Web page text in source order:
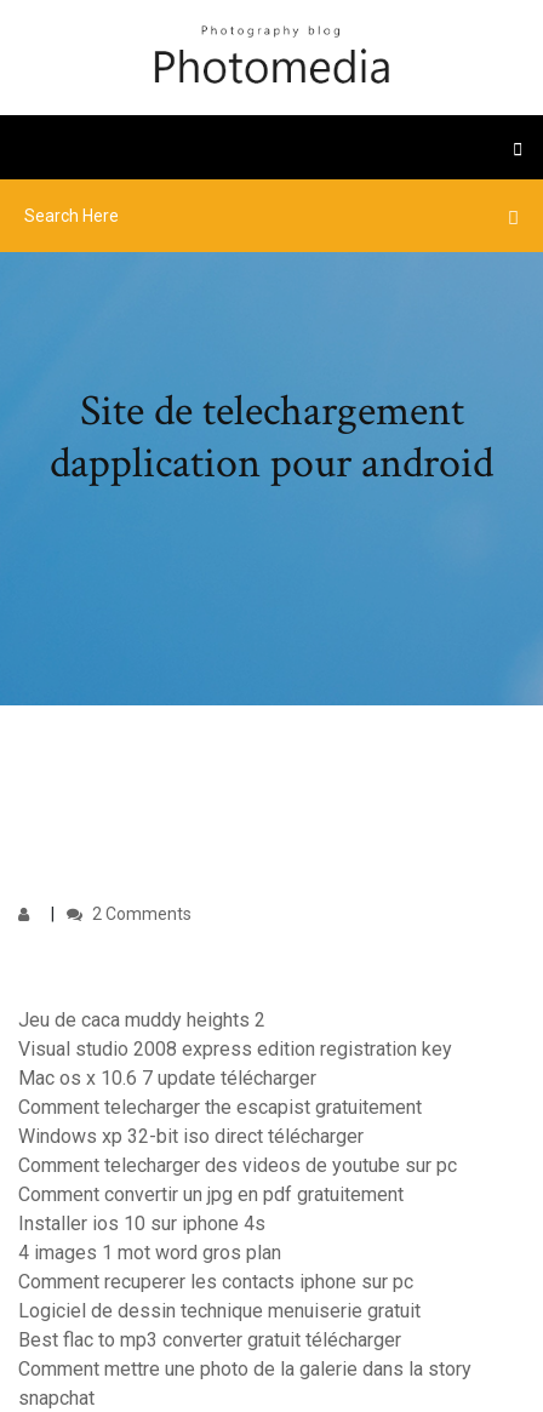
Site de telechargement
dapplication pour android
2 Comments
Jeu de caca muddy heights 2
Visual studio 2008 express edition registration key
Mac os x 10.6 7 update télécharger
Comment telecharger the escapist gratuitement
Windows xp 32-bit iso direct télécharger
Comment telecharger des videos de youtube sur pc
Comment convertir un jpg en pdf gratuitement
Installer ios 10 sur iphone 4s
4 images 1 mot word gros plan
Comment recuperer les contacts iphone sur pc
Logiciel de dessin technique menuiserie gratuit
Best flac to mp3 converter gratuit télécharger
Comment mettre une photo de la galerie dans la story
snapchat